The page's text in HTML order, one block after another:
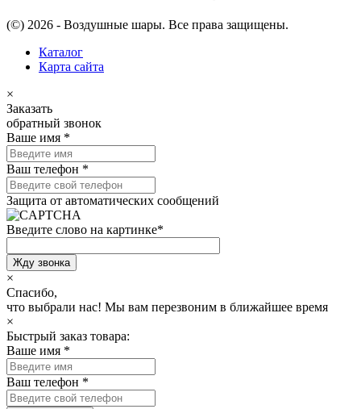
(©) 2026 - Воздушные шары. Все права защищены.
Каталог
Карта сайта
×
Заказать
обратный звонок
Ваше имя *
Ваш телефон *
Защита от автоматических сообщений
Введите слово на картинке*
×
Спасибо,
что выбрали нас! Мы вам перезвоним в ближайшее время
×
Быстрый заказ товара:
Ваше имя *
Ваш телефон *